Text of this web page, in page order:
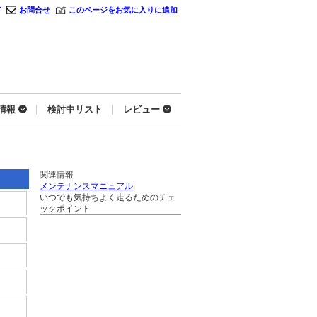
お問合せ このページをお気に入りに追加
報 検討中リスト レビュー
関連情報
メンテナンスマニュアル
いつでも気持ちよく走るためのチェ
ックポイント